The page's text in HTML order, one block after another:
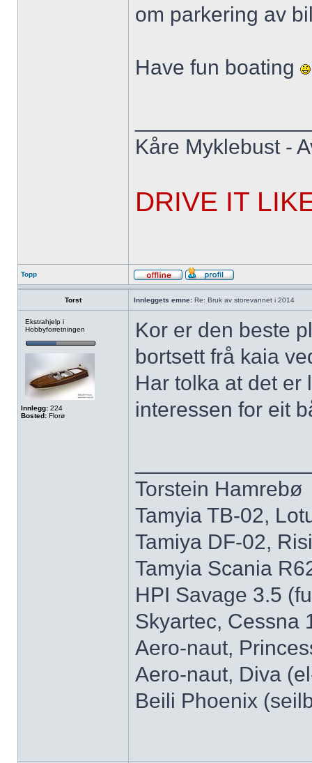
om parkering av
Have fun boating
Kåre Myklebust -
DRIVE IT
Topp
Torst Innleggets emne: Re: Bruk av storevannet i 2014
Ekstrahjelp i
Hobbyforretningen
Innlegg: 224
Bosted: Florø
Kor er den beste
bortsett frå kaia
Har tolka at det er
interessen for eit
Torstein Hamrebø
Tamyia TB-02,
Tamiya DF-02,
Tamyia Scania
HPI Savage 3.5
Skyartec, Cessna
Aero-naut,
Aero-naut, Diva
Beili Phoenix